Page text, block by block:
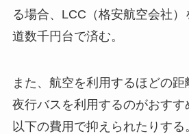
る場合、LCC（格安航空会社
道数千円台で済む。
また、航空を利用するほどの距
夜行バスを利用するのがおすす
以下の費用で抑えられたりす